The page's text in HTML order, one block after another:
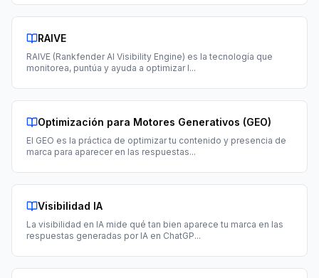
RAIVE
RAIVE (Rankfender AI Visibility Engine) es la tecnología que
monitorea, puntúa y ayuda a optimizar l...
Optimización para Motores Generativos (GEO)
El GEO es la práctica de optimizar tu contenido y presencia de
marca para aparecer en las respuestas...
Visibilidad IA
La visibilidad en IA mide qué tan bien aparece tu marca en las
respuestas generadas por IA en ChatGP...